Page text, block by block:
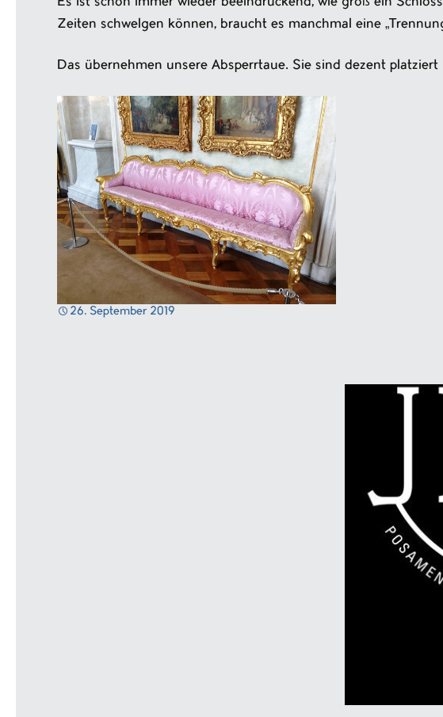
Zeiten schwelgen können, braucht es manchmal eine
Das übernehmen unsere Absperrtaue. Sie sind dezent
26. September 2019